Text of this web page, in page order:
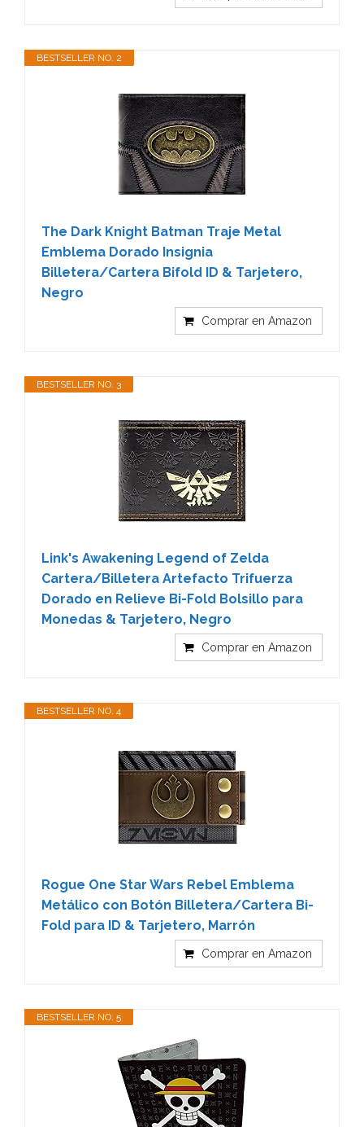
BESTSELLER NO. 2
The Dark Knight Batman Traje Metal
Emblema Dorado Insignia
Billetera/Cartera Bifold ID & Tarjetero,
Negro
Comprar en Amazon
BESTSELLER NO. 3
Link's Awakening Legend of Zelda
Cartera/Billetera Artefacto Trifuerza
Dorado en Relieve Bi-Fold Bolsillo para
Monedas & Tarjetero, Negro
Comprar en Amazon
BESTSELLER NO. 4
Rogue One Star Wars Rebel Emblema
Metálico con Botón Billetera/Cartera Bi-
Fold para ID & Tarjetero, Marrón
Comprar en Amazon
BESTSELLER NO. 5